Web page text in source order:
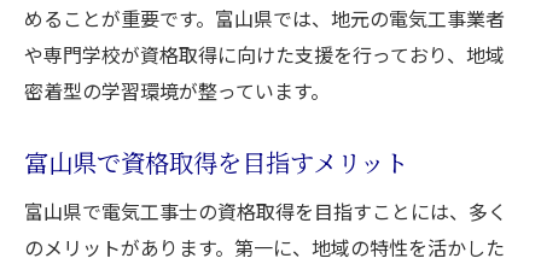
めることが重要です。富山県では、地元の電気工事業者
や専門学校が資格取得に向けた支援を行っており、地域
密着型の学習環境が整っています。
富山県で資格取得を目指すメリット
富山県で電気工事士の資格取得を目指すことには、多く
のメリットがあります。第一に、地域の特性を活かした